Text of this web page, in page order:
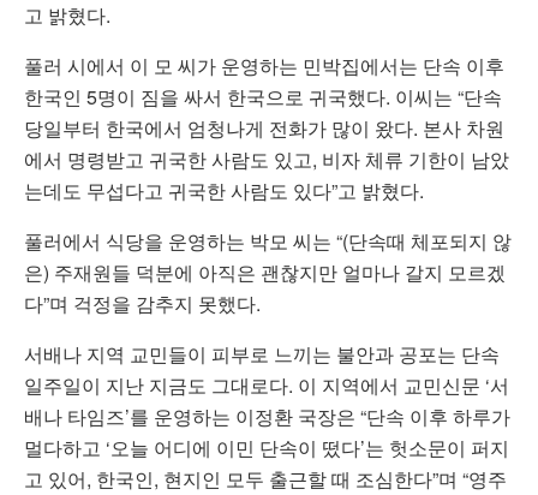
고 밝혔다.
풀러 시에서 이 모 씨가 운영하는 민박집에서는 단속 이후
한국인 5명이 짐을 싸서 한국으로 귀국했다. 이씨는 “단속
당일부터 한국에서 엄청나게 전화가 많이 왔다. 본사 차원
에서 명령받고 귀국한 사람도 있고, 비자 체류 기한이 남았
는데도 무섭다고 귀국한 사람도 있다”고 밝혔다.
풀러에서 식당을 운영하는 박모 씨는 “(단속때 체포되지 않
은) 주재원들 덕분에 아직은 괜찮지만 얼마나 갈지 모르겠
다”며 걱정을 감추지 못했다.
서배나 지역 교민들이 피부로 느끼는 불안과 공포는 단속
일주일이 지난 지금도 그대로다. 이 지역에서 교민신문 ‘서
배나 타임즈’를 운영하는 이정환 국장은 “단속 이후 하루가
멀다하고 ‘오늘 어디에 이민 단속이 떴다’는 헛소문이 퍼지
고 있어, 한국인, 현지인 모두 출근할 때 조심한다”며 “영주